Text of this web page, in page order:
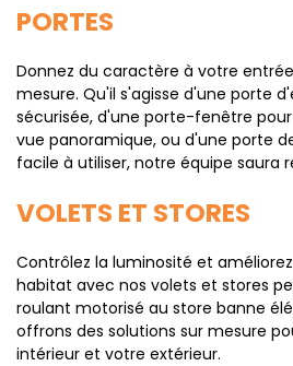
PORTES
Donnez du caractère à votre
mesure. Qu'il s'agisse d'une porte
sécurisée, d'une porte-fenêtre
vue panoramique, ou d'une porte
facile à utiliser, notre équipe saura
VOLETS ET STORES
Contrôlez la luminosité et
habitat avec nos volets et stores
roulant motorisé au store banne
offrons des solutions sur mesure
intérieur et votre extérieur.